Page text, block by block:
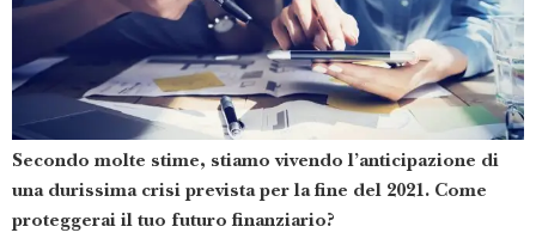
Secondo molte stime, stiamo vivendo l’anticipazione di
una durissima crisi prevista per la fine del 2021. Come
proteggerai il tuo futuro finanziario?